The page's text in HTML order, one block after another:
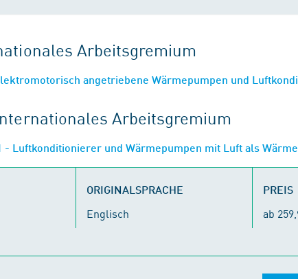
Arbeitsgremium
angetriebene Wärmepumpen und
Arbeitsgremium
- Luftkonditionierer und Wärmepumpen mit Luft als
ORIGINALSPRACHE
Englisch
PREIS
ab